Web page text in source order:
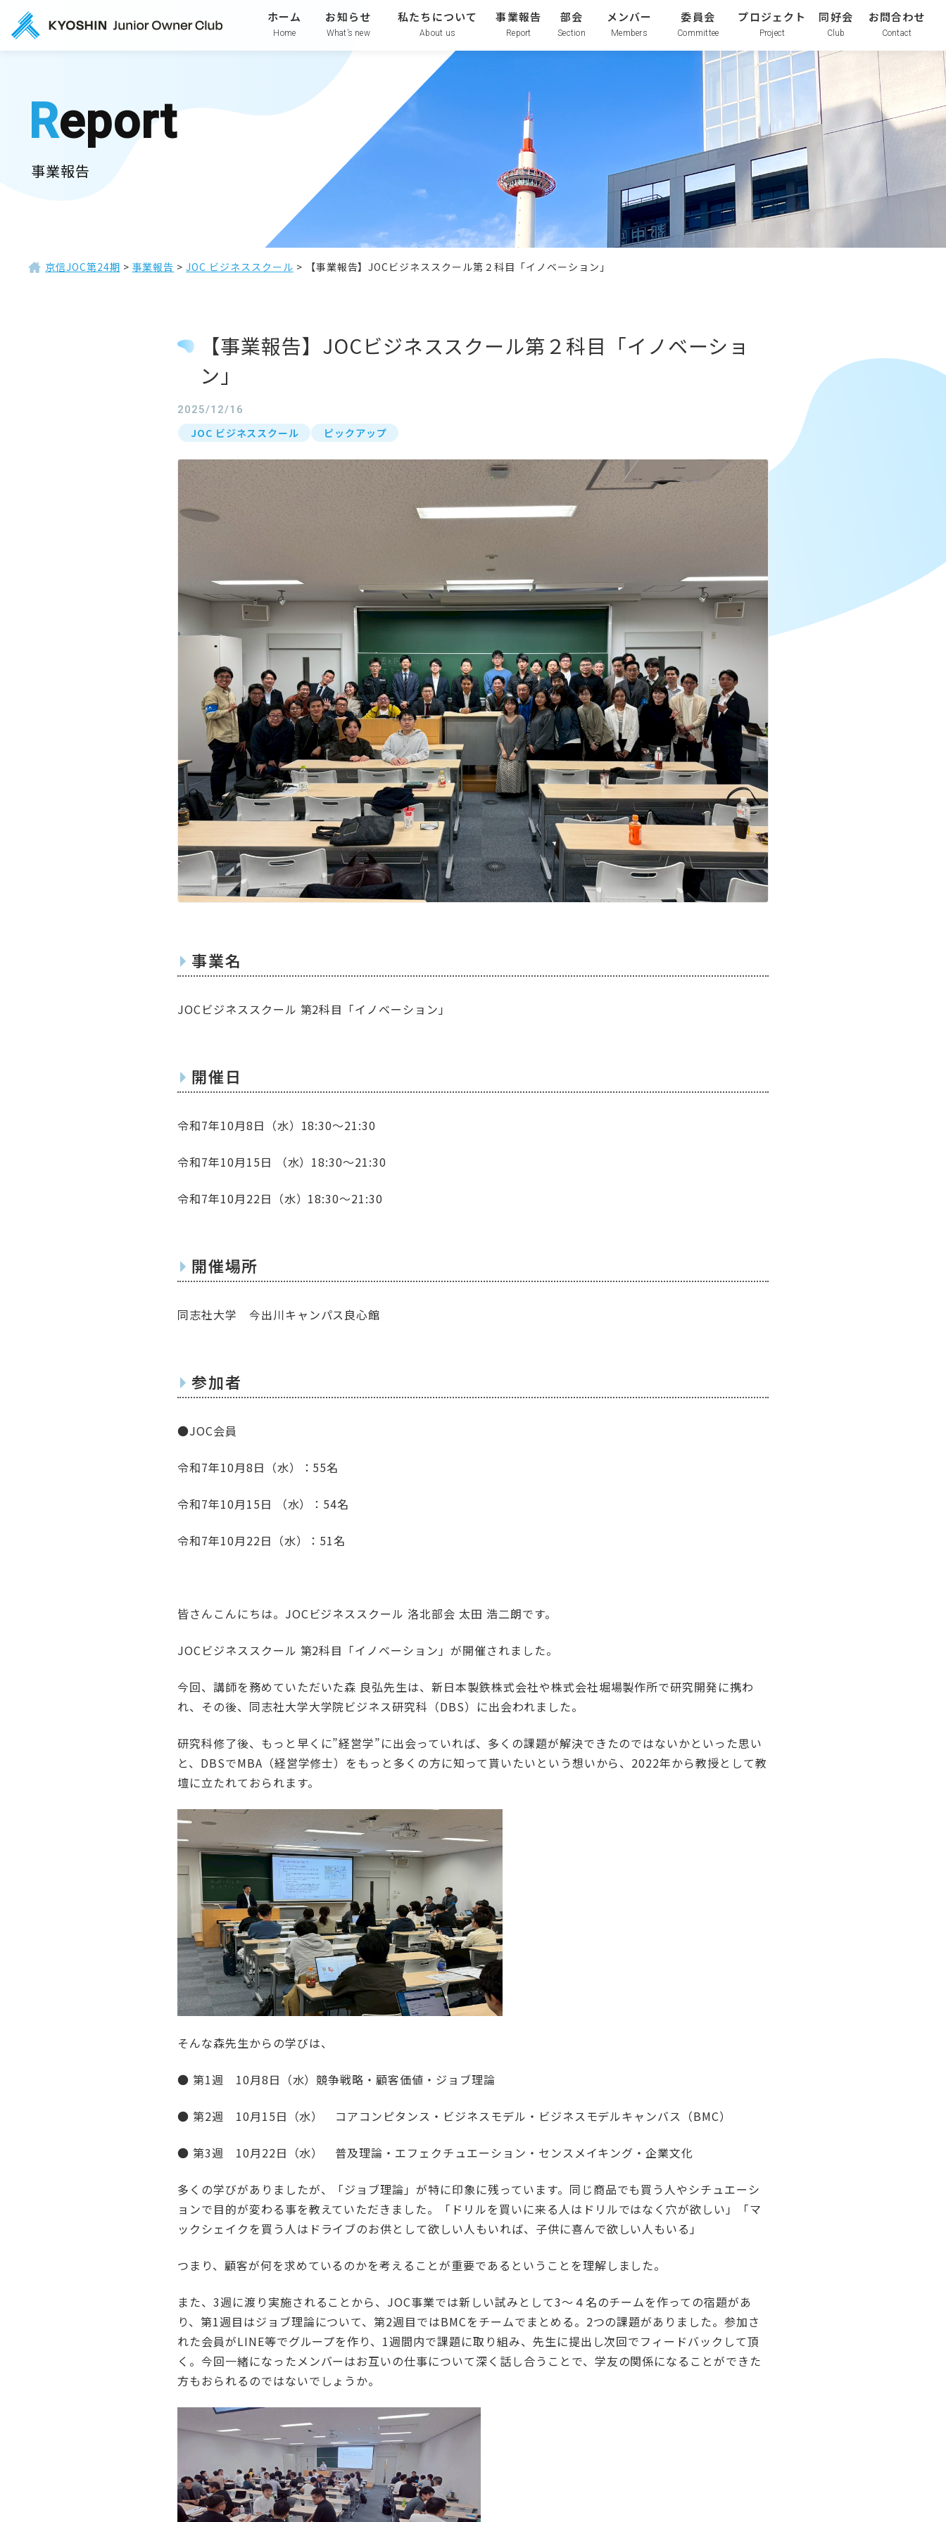
ホーム
Home
お知らせ
What’s new
私たちについて
About us
事業報告
Report
部会
Section
メンバー
Members
委員会
Committee
プロジェクト
Project
同好会
Club
お問合わせ
Contact
Report
事業報告
京信JOC第24期 > 事業報告 >JOC ビジネススクール > 【事業報告】JOCビジネススクール第２科目「イノベーション」
【事業報告】JOCビジネススクール第２科目「イノベーショ
ン」
2025/12/16
JOC ビジネススクール ピックアップ
事業名
JOCビジネススクール 第2科目「イノベーション」
開催日
令和7年10月8日（水）18:30～21:30
令和7年10月15日 （水）18:30～21:30
令和7年10月22日（水）18:30～21:30
開催場所
同志社大学 今出川キャンパス良心館
参加者
●JOC会員
令和7年10月8日（水）：55名
令和7年10月15日 （水）：54名
令和7年10月22日（水）：51名
皆さんこんにちは。JOCビジネススクール 洛北部会 太田 浩二朗です。
JOCビジネススクール 第2科目「イノベーション」が開催されました。
今回、講師を務めていただいた森 良弘先生は、新日本製鉄株式会社や株式会社堀場製作所で研究開発に携わ
れ、その後、同志社大学大学院ビジネス研究科（DBS）に出会われました。
研究科修了後、もっと早くに”経営学”に出会っていれば、多くの課題が解決できたのではないかといった思い
と、DBSでMBA（経営学修士）をもっと多くの方に知って貰いたいという想いから、2022年から教授として教
壇に立たれておられます。
そんな森先生からの学びは、
● 第1週 10月8日（水）競争戦略・顧客価値・ジョブ理論
● 第2週 10月15日（水） コアコンピタンス・ビジネスモデル・ビジネスモデルキャンバス（BMC）
● 第3週 10月22日（水） 普及理論・エフェクチュエーション・センスメイキング・企業文化
多くの学びがありましたが、「ジョブ理論」が特に印象に残っています。同じ商品でも買う人やシチュエーシ
ョンで目的が変わる事を教えていただきました。「ドリルを買いに来る人はドリルではなく穴が欲しい」「マ
ックシェイクを買う人はドライブのお供として欲しい人もいれば、子供に喜んで欲しい人もいる」
つまり、顧客が何を求めているのかを考えることが重要であるということを理解しました。
また、3週に渡り実施されることから、JOC事業では新しい試みとして3～４名のチームを作っての宿題があ
り、第1週目はジョブ理論について、第2週目ではBMCをチームでまとめる。2つの課題がありました。参加さ
れた会員がLINE等でグループを作り、1週間内で課題に取り組み、先生に提出し次回でフィードバックして頂
く。今回一緒になったメンバーはお互いの仕事について深く話し合うことで、学友の関係になることができた
方もおられるのではないでしょうか。